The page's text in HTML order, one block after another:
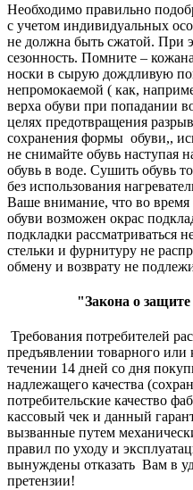
Необходимо правильно
с учетом индивидуальных
не должна быть сжатой. При
сезонность. Помните –
носки в сырую дождливую
непромокаемой ( как,
верха обуви при попадании
целях предотвращения
сохранения формы обуви,,
не снимайте обувь наступая
обувь в воде. Сушить обувь
без использования
Ваше внимание, что во
обуви возможен окрас
подкладки рассматриваться
стельки и фурнитуру не
обмену и возврату не
"Закона о
Требования потребителей
предъявлении товарного
течении 14 дней со дня
надлежащего качества
потребительские качество
кассовый чек и данный
вызванные путем
правил по уходу и
вынуждены отказать Вам в
претензии!